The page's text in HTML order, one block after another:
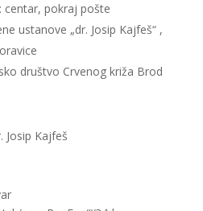
pokraj pošte
ustanove „dr. Josip Kajfeš“ ,
društvo Crvenog križa Brod
Josip Kajfeš